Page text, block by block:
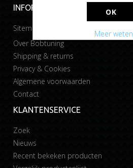
INFORMATIE
Sitemap
Over Bobtuning
Shipping & returns
Privacy & Cookies
Algemene voorwaarden
Contact
KLANTENSERVICE
Zoek
Nieuws
Recent bekeken producten
OK
Meer weten